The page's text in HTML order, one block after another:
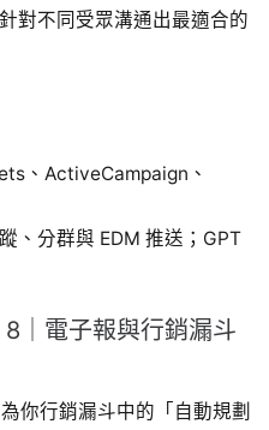
對不同受眾溝通出最適合的
、ActiveCampaign、
、分群與 EDM 推送；GPT
｜電子報與行銷漏斗
你行銷漏斗中的「自動規劃